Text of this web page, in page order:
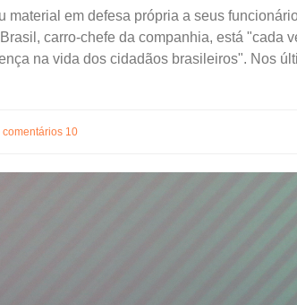
em defesa própria a seus
carro-chefe da companhia, está "cada
na vida dos cidadãos brasileiros". Nos
comentários 10